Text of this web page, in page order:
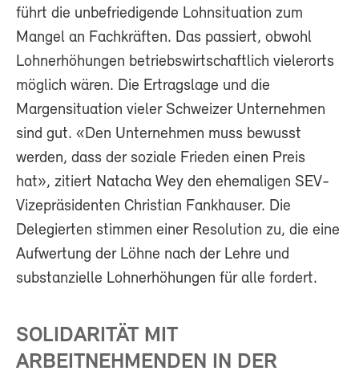
führt die unbefriedigende Lohnsituation zum
Mangel an Fachkräften. Das passiert, obwohl
Lohnerhöhungen betriebswirtschaftlich vielerorts
möglich wären. Die Ertragslage und die
Margensituation vieler Schweizer Unternehmen
sind gut. «Den Unternehmen muss bewusst
werden, dass der soziale Frieden einen Preis
hat», zitiert Natacha Wey den ehemaligen SEV-
Vizepräsidenten Christian Fankhauser. Die
Delegierten stimmen einer Resolution zu, die eine
Aufwertung der Löhne nach der Lehre und
substanzielle Lohnerhöhungen für alle fordert.
SOLIDARITÄT MIT
ARBEITNEHMENDEN IN DER